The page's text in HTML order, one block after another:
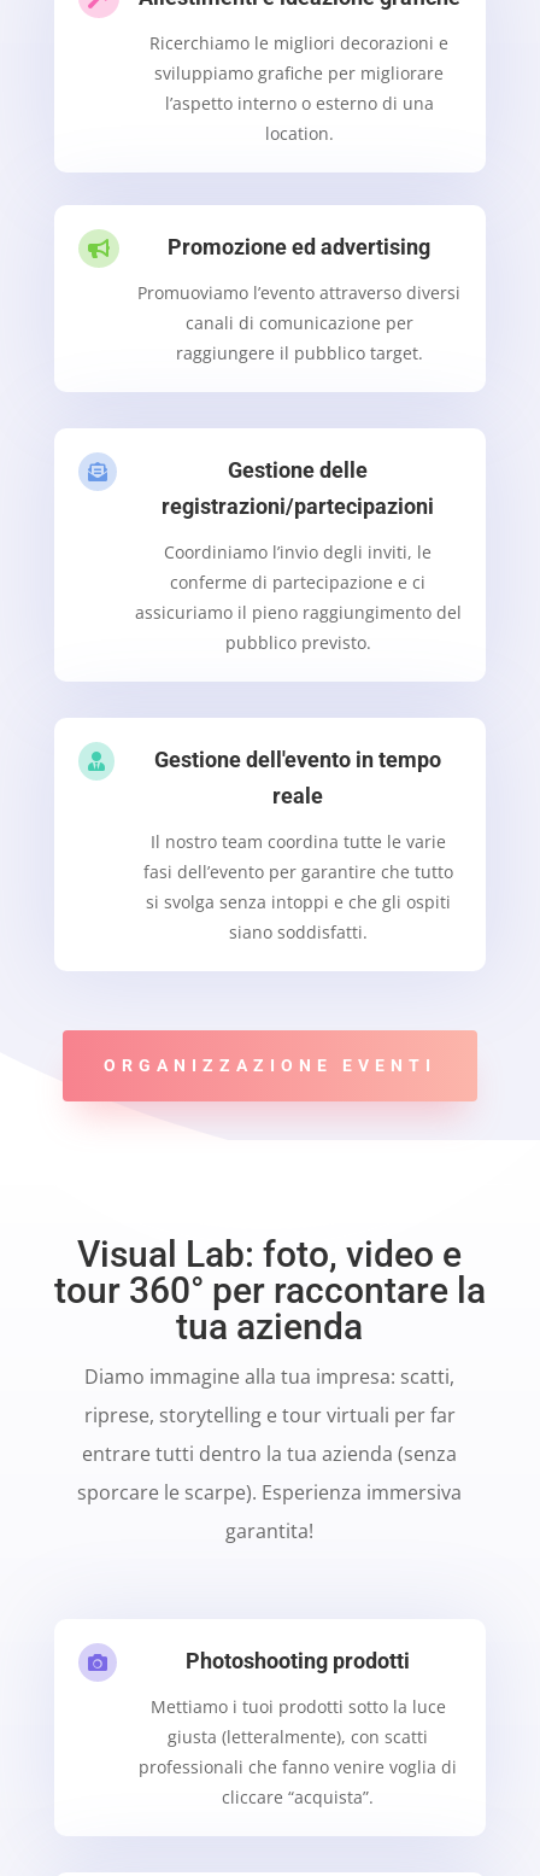
Ricerchiamo le migliori decorazioni e
sviluppiamo grafiche per migliorare
l’aspetto interno o esterno di una
location.
 Promozione ed advertising
Promuoviamo l’evento attraverso diversi
canali di comunicazione per
raggiungere il pubblico target.

Gestione delle
registrazioni/partecipazioni
Coordiniamo l’invio degli inviti, le
conferme di partecipazione e ci
assicuriamo il pieno raggiungimento del
pubblico previsto.

Gestione dell'evento in tempo
reale
Il nostro team coordina tutte le varie
fasi dell’evento per garantire che tutto
si svolga senza intoppi e che gli ospiti
siano soddisfatti.
ORGANIZZAZIONE EVENTI
Visual Lab: foto, video e
tour 360° per raccontare la
tua azienda
Diamo immagine alla tua impresa: scatti,
riprese, storytelling e tour virtuali per far
entrare tutti dentro la tua azienda (senza
sporcare le scarpe). Esperienza immersiva
garantita!
 Photoshooting prodotti
Mettiamo i tuoi prodotti sotto la luce
giusta (letteralmente), con scatti
professionali che fanno venire voglia di
cliccare “acquista”.